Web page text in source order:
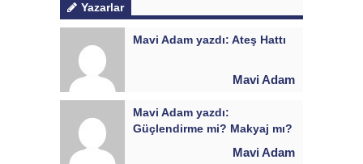
Yazarlar
Mavi Adam yazdı: Ateş Hattı
Mavi Adam
Mavi Adam yazdı:
Güçlendirme mi? Makyaj mı?
Mavi Adam